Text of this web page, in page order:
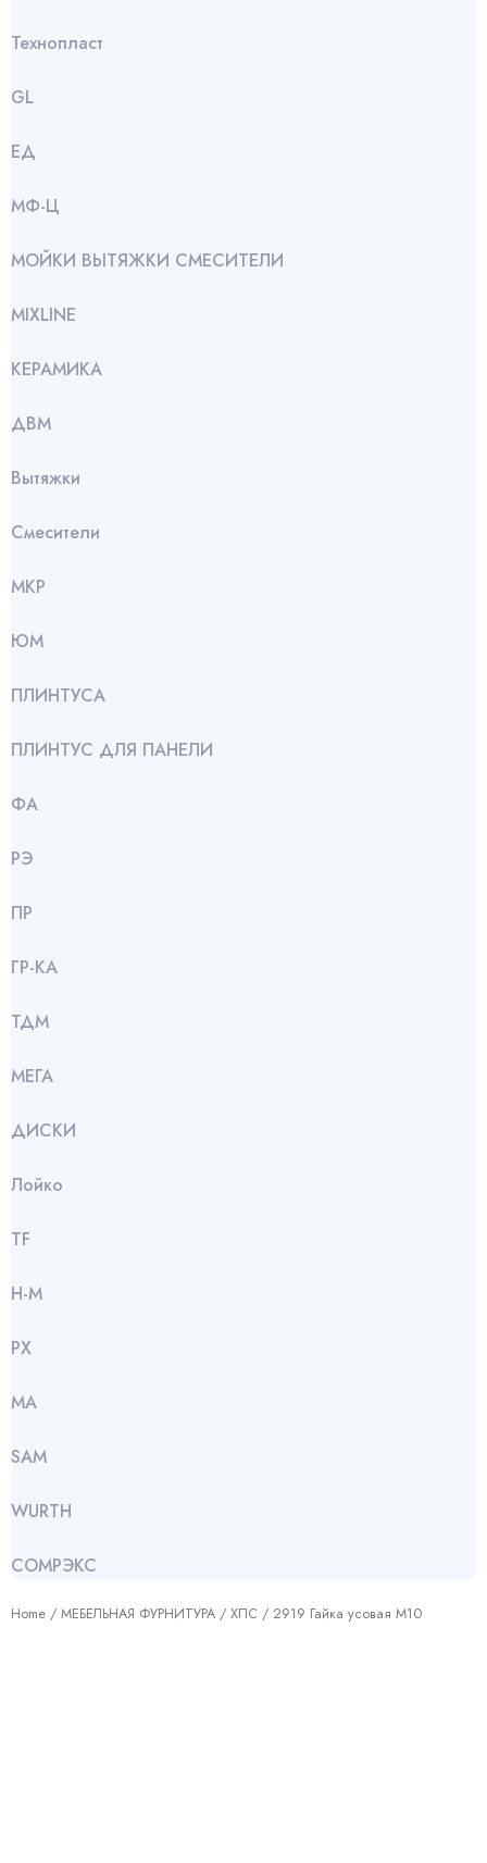
Технопласт
GL
ЕД
МФ-Ц
МОЙКИ ВЫТЯЖКИ СМЕСИТЕЛИ
МIXLINE
КЕРАМИКА
ДВМ
Вытяжки
Смесители
МКР
ЮМ
ПЛИНТУСА
ПЛИНТУС ДЛЯ ПАНЕЛИ
ФА
РЭ
ПР
ГР-КА
ТДМ
МЕГА
ДИСКИ
Лойко
TF
Н-М
РХ
МА
SАМ
WURTH
СОМРЭКС
Home / МЕБЕЛЬНАЯ ФУРНИТУРА / ХПС / 2919 Гайка усовая М10